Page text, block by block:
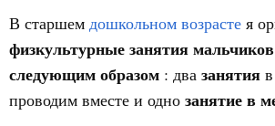
В старшем дошкольном возрасте я
физкультурные занятия
следующим образом : два занятия
проводим вместе и одно занятие в